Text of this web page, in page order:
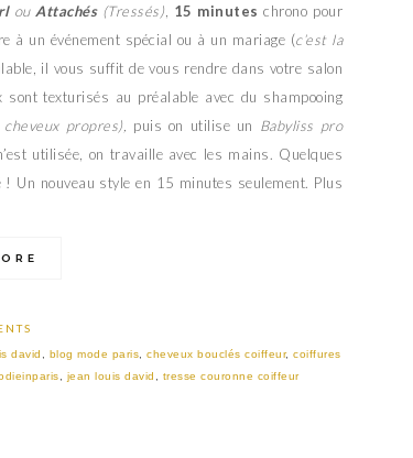
ouAttachés(Tressés) 15 minutes chrono pour
à un événement spécial ou à un mariage (c’est la
il vous suffit de vous rendre dans votre salon
texturisés au préalable avec du shampooing
propres), puis on utilise un Babyliss pro
utilisée, on travaille avec les mains. Quelques
! Un nouveau style en 15 minutes seulement. Plus
david blog mode paris ,cheveux bouclés coiffeur,coiffures
jean louis david tresse couronne coiffeur